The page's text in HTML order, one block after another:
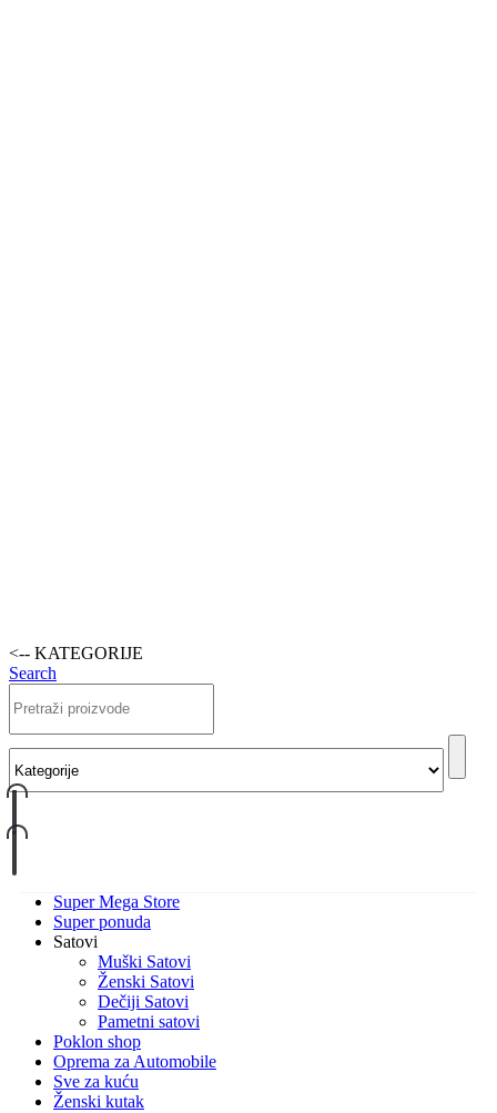
<-- KATEGORIJE
Search
Super Mega Store
Super ponuda
Satovi
Muški Satovi
Ženski Satovi
Dečiji Satovi
Pametni satovi
Poklon shop
Oprema za Automobile
Sve za kuću
Ženski kutak